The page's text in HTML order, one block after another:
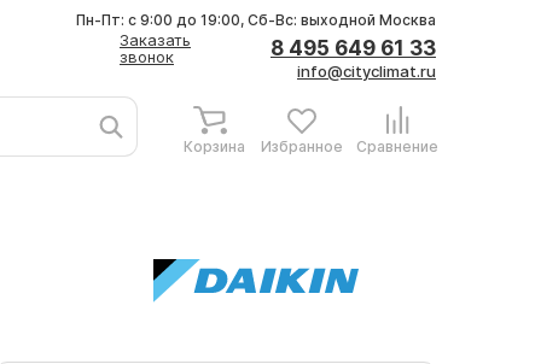
Заказать
звонок
8 495 649 61 33
info@cityclimat.ru
Пн-Пт: с 9:00 до 19:00, Сб-Вс: выходной Москва
Корзина Избранное Сравнение